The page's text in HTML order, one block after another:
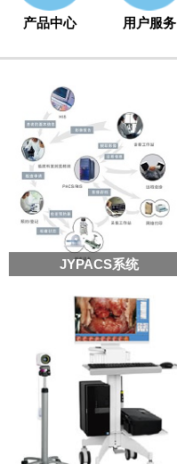
产品中心 用户服务
JYPACS系统